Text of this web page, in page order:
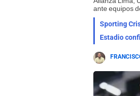
ante equipos
Sporting
Estadio